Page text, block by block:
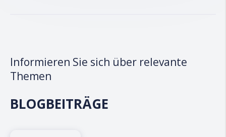
Informieren Sie sich über relevante
Themen
BLOGBEITRÄGE